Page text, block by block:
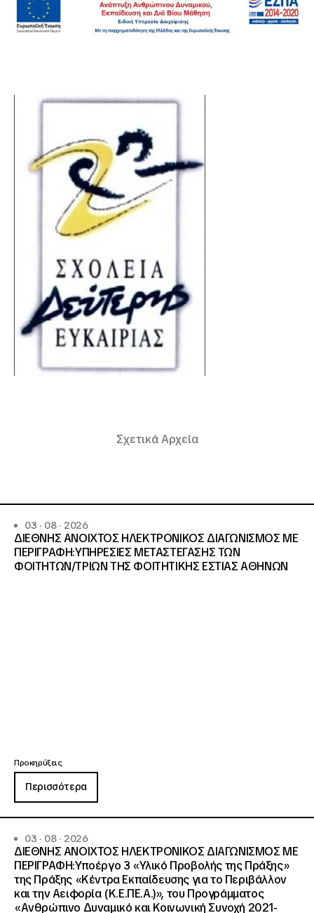
Σχετικά Αρχεία
03 · 08 · 2026
ΔΙΕΘΝΗΣ ΑΝΟΙΧΤΟΣ ΗΛΕΚΤΡΟΝΙΚΟΣ ΔΙΑΓΩΝΙΣΜΟΣ ΜΕ
ΠΕΡΙΓΡΑΦΗ:ΥΠΗΡΕΣΙΕΣ METAΣΤΕΓΑΣΗΣ ΤΩΝ
ΦΟΙΤΗΤΩΝ/ΤΡΙΩΝ ΤΗΣ ΦΟΙΤΗΤΙΚΗΣ ΕΣΤΙΑΣ ΑΘΗΝΩΝ
Προκηρύξεις
Περισσότερα
03 · 08 · 2026
ΔΙΕΘΝΗΣ ΑΝΟΙΧΤΟΣ ΗΛΕΚΤΡΟΝΙΚΟΣ ΔΙΑΓΩΝΙΣΜΟΣ ΜΕ
ΠΕΡΙΓΡΑΦΗ:Υποέργο 3 «Υλικό Προβολής της Πράξης»
της Πράξης «Κέντρα Εκπαίδευσης για το Περιβάλλον
και την Αειφορία (Κ.Ε.ΠΕ.Α.)», του Προγράμματος
«Ανθρώπινο Δυναμικό και Κοινωνική Συνοχή 2021-